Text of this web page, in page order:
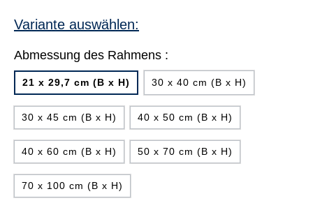
Variante auswählen:
Abmessung des Rahmens :
21 x 29,7 cm (B x H) 30 x 40 cm (B x H)
30 x 45 cm (B x H) 40 x 50 cm (B x H)
40 x 60 cm (B x H) 50 x 70 cm (B x H)
70 x 100 cm (B x H)